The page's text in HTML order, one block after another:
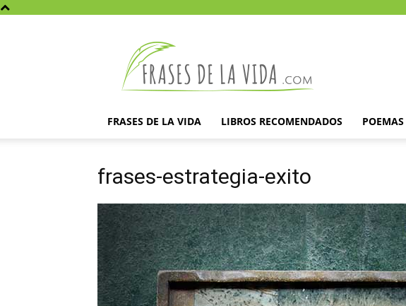
la
vida
FRASES DE LA VIDA LIBROS RECOMENDADOS POEMAS
frases-estrategia-exito